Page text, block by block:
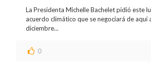
La Presidenta Michelle Bachelet pidió este
acuerdo climático que se negociará de aquí
diciembre...
0